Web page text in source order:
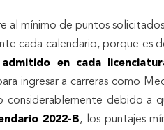
al mínimo de puntos
cada calendario, porque es
en cada
ingresar a carreras como
debido a
2022-B, los puntajes